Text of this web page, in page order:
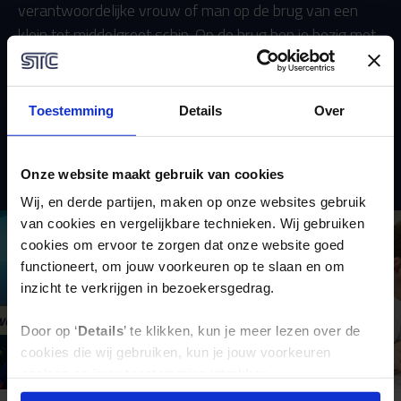
Toestemming Details Over
Onze website maakt gebruik van cookies
Wij, en derde partijen, maken op onze websites gebruik
van cookies en vergelijkbare technieken. Wij gebruiken
cookies om ervoor te zorgen dat onze website goed
functioneert, om jouw voorkeuren op te slaan en om
inzicht te verkrijgen in bezoekersgedrag.
Door op ‘Details’ te klikken, kun je meer lezen over de
cookies die wij gebruiken, kun je jouw voorkeuren
verantwoordelijke vrouw of man op de brug van een
klein tot middelgroot schip. Op de brug ben je bezig met
het besturen van het schip (manoeuvreren) en houdt je
contact met de wal. Ook ben je verantwoordelijk voor
de navigatie. Dit betekent dat je continu rekening moet
houden met weersomstandigheden, stroming en de
is er
"“Het vissen zit me in het bloed
maken” (visserij)"